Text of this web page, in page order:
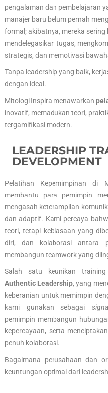
pengalaman dan pembelajaran
manajer baru belum pernah
formal; akibatnya, mereka sering
mendelegasikan tugas,
strategis, dan memotivasi
Tanpa leadership yang baik,
dengan ideal.
Mitologi Inspira menawarkan
inovatif, memadukan teori,
tergamifikasi modern.
LEADERSHIP
DEVELOPMENT
Pelatihan Kepemimpinan di
membantu para pemimpin
mengasah keterampilan
dan adaptif. Kami percaya
teori, tetapi kebiasaan yang
diri, dan kolaborasi antara
membangun teamwork yang
Salah satu keunikan
Authentic Leadership, yang
keberanian untuk memimpin
kami gunakan sebagai
pemimpin membangun
kepercayaan, serta
penuh kolaborasi.
Bagaimana perusahaan dan
keuntungan optimal dari